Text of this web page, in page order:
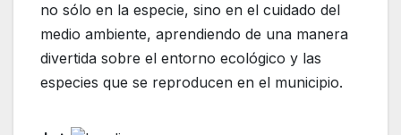
no sólo en la especie, sino en el cuidado del
medio ambiente, aprendiendo de una manera
divertida sobre el entorno ecológico y las
especies que se reproducen en el municipio.